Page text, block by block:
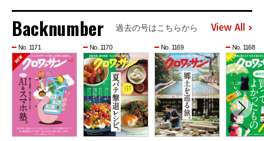
Backnumber 過去の号はこちらから View All
No. 1171 No. 1170 No. 1169 No. 1168